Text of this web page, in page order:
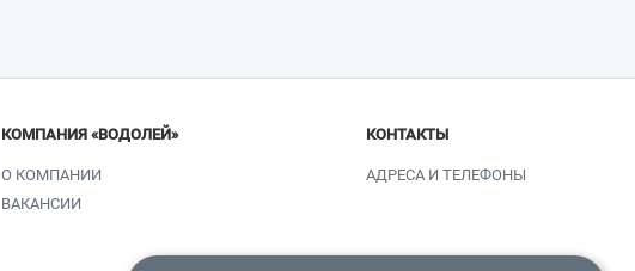
КОМПАНИЯ «ВОДОЛЕЙ»
О КОМПАНИИ
ВАКАНСИИ
КОНТАКТЫ
АДРЕСА И ТЕЛЕФОНЫ